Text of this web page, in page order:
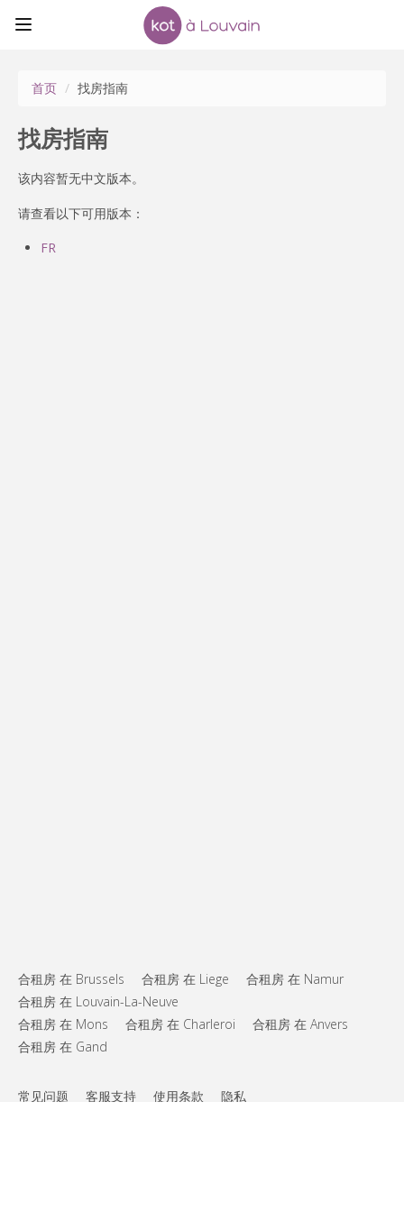
首页 / 找房指南
找房指南
该内容暂无中文版本。
请查看以下可用版本：
FR
合租房 在 Brussels 合租房 在 Liege
合租房 在 Namur
合租房 在 Louvain-La-Neuve
合租房 在 Mons
合租房 在 Charleroi
合租房 在 Anvers
合租房 在 Gand
常见问题 客服支持 使用条款 隐私